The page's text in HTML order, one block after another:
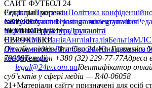
САЙТ ФУТБОЛ 24
РедакціяПрогнозиПолітика
сайтуКонтактиПравила коментування
політикаСтруктура власності
Соціальні мережі
facebookxyoutubeinstagramtelegramviber
УКРАЇНА
УкраїнаПерша лігаДруга ліга
ЧЕМПІОНАТИ
НімеччинаІспаніяАнгліяІталіяБельгіяМЛС
ЄВРОКУБКИ
Ліга чемпіонівЛіга ЄвропиЮнацька
конференцій
Онлайн-медіа «Футбол 24»пл. Галицька,
79008Телефон +380 (32) 229-77-77Адреса
— legal@24tv.com.uaІдентифікатор
суб’єктів у сфері медіа — R40-06058
21+Матеріали сайту призначені для осіб